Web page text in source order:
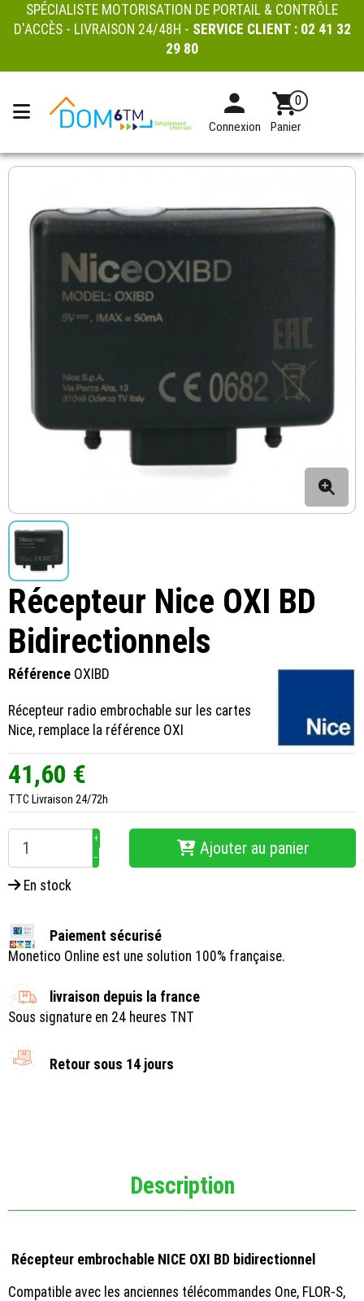
SPÉCIALISTE MOTORISATION DE PORTAIL & CONTRÔLE
D'ACCÈS - LIVRAISON 24/48H - SERVICE CLIENT : 02 41 32
29 80
Connexion
0
Panier
Récepteur Nice OXI BD
Bidirectionnels
Référence OXIBD
Récepteur radio embrochable sur les cartes
Nice, remplace la référence OXI
41,60 €
TTC Livraison 24/72h
+
−
Ajouter au panier
En stock
Paiement sécurisé
Monetico Online est une solution 100% française.
livraison depuis la france
Sous signature en 24 heures TNT
Retour sous 14 jours
Description
Récepteur embrochable NICE OXI BD bidirectionnel
Compatible avec les anciennes télécommandes One, FLOR-S,